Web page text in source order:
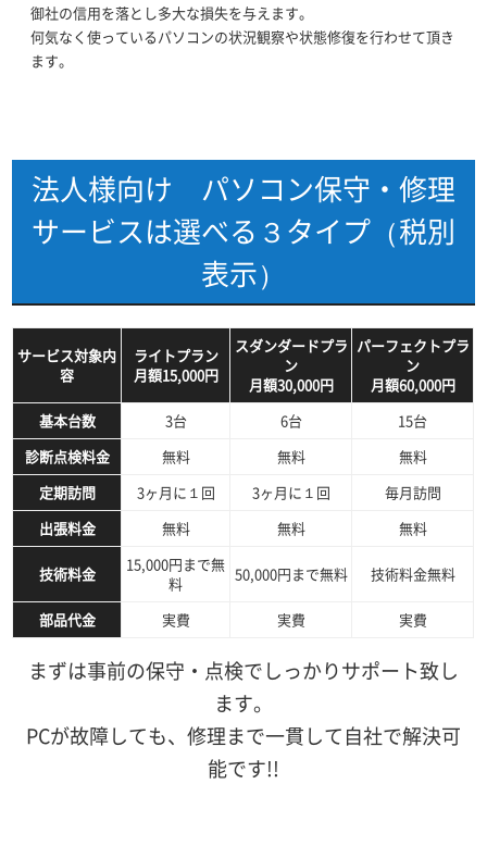
御社の信用を落とし多大な損失を与えます。
何気なく使っているパソコンの状況観察や状態修復を行わせて頂き
ます。
法人様向け パソコン保守・修理
サービスは選べる３タイプ（税別
表示）
サービス対象内
容
ライトプラン
月額15,000円
スダンダードプラ
ン
月額30,000円
パーフェクトプラ
ン
月額60,000円
基本台数
3台 6台
15台
診断点検料金
無料 無料
無料
定期訪問
3ヶ月に１回 3ヶ月に１回
毎月訪問
出張料金
無料 無料 無料
技術料金
15,000円まで無
料
50,000円まで無料 技術料金無料
部品代金 実費 実費 実費
まずは事前の保守・点検でしっかりサポート致し
ます。
PCが故障しても、修理まで一貫して自社で解決可
能です!!